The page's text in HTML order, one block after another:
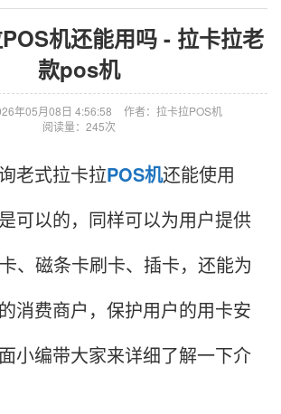
机还能用吗 - 拉卡拉老
款pos机
年05月08日 4:56:58
作者：拉卡拉POS机
阅读量：245次
老式拉卡拉POS机还能使用
可以的，同样可以为用户提供
、磁条卡刷卡、插卡，还能为
消费商户，保护用户的用卡安
小编带大家来详细了解一下介